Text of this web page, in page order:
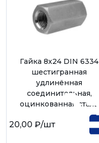
Гайка 8х24 DIN 6334
шестигранная
удлинённая
соединительная,
оцинкованная сталь
20,00 ₽/шт